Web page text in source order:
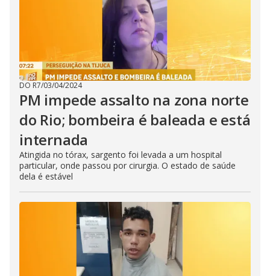
DO R7/03/04/2024
PM impede assalto na zona norte
do Rio; bombeira é baleada e está
internada
Atingida no tórax, sargento foi levada a um hospital
particular, onde passou por cirurgia. O estado de saúde
dela é estável